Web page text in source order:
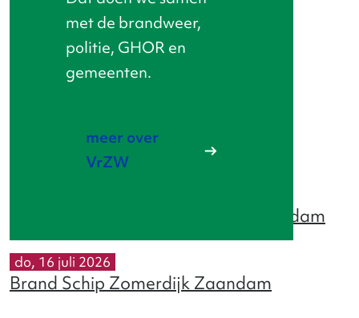
met de brandweer,
politie, GHOR en
gemeenten.
meer over
VrZW
Blijf op de hoogte
Brand wegvervoer Hobrede
Voertuigbrand Wachterstraat Zaandam
Brand Schip Zomerdijk Zaandam
do, 16 juli 2026